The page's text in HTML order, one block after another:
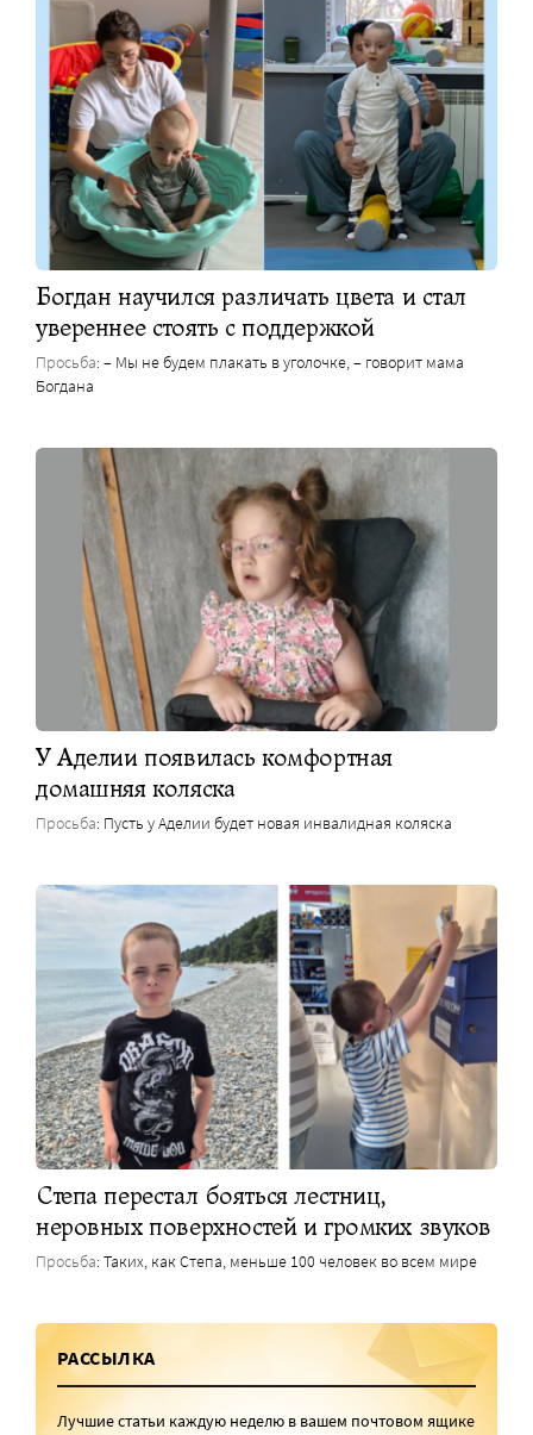
Богдан научился различать цвета и стал
увереннее стоять с поддержкой
Просьба: – Мы не будем плакать в уголочке, – говорит мама
Богдана
У Аделии появилась комфортная
домашняя коляска
Просьба: Пусть у Аделии будет новая инвалидная коляска
Степа перестал бояться лестниц,
неровных поверхностей и громких звуков
Просьба: Таких, как Степа, меньше 100 человек во всем мире
РАССЫЛКА
Лучшие статьи каждую неделю в вашем почтовом ящике